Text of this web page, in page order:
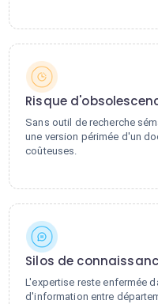
Risque
Sans outil de recherche
une version périmée d'un
coûteuses.
Silos de
L'expertise reste enfermée
d'information entre